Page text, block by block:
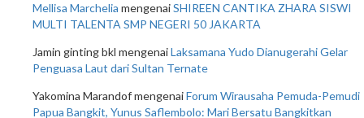
Mellisa Marchelia mengenaiSHIREEN CANTIKA ZHARA SISWI
MULTI TALENTA SMP NEGERI 50 JAKARTA
Jamin ginting bkl mengenaiLaksamana Yudo Dianugerahi Gelar
Penguasa Laut dari Sultan Ternate
Yakomina MarandofmengenaiForum Wirausaha Pemuda-Pemudi
Papua Bangkit, Yunus Saflembolo: Mari Bersatu Bangkitkan